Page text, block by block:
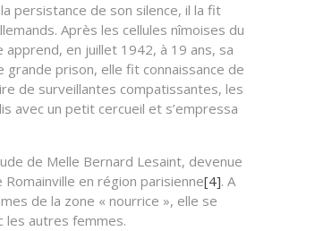
persistance de son silence, il la fit
Après les cellules nîmoises du
apprend, en juillet 1942, à 19 ans, sa
prison, elle fit connaissance de
de surveillantes compatissantes, les
avec un petit cercueil et s’empressa
de Melle Bernard Lesaint, devenue
en région parisienne[4]. A
de la zone « nourrice », elle se
les autres femmes.